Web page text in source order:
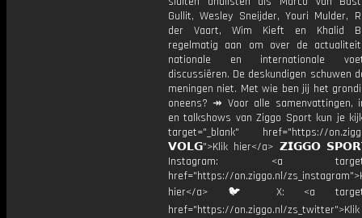
Gullit, Wesley Sneijder, Youri Mulder,
der Vaart, Wim Kieft en Khalid
regelmatig aan om over de
nationale en internationale
discussiëren. De deskundigen schuwen
meningen niet. Met wie ben jij het
oneens? ↠ Voor alle samenvattingen,
en talkshows van Ziggo Sport kun je
target="_blank" href="https://
𝗩𝗢𝗟𝗚">Klik hier</a> 𝗭𝗜𝗚𝗚𝗢
Instagram: <a
href="https://on.ziggo.nl/
hier</a> 🐦 X: <a
href="https://on.ziggo.nl/